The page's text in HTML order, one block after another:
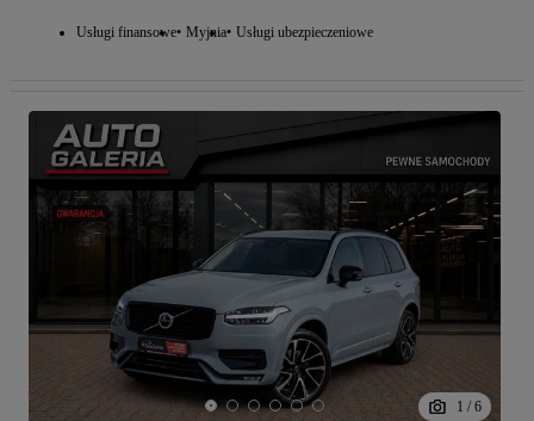
Usługi finansowe Myjnia Usługi ubezpieczeniowe
1 / 6